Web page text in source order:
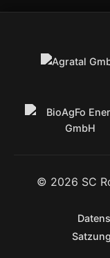
© 2026 SC
Satzung